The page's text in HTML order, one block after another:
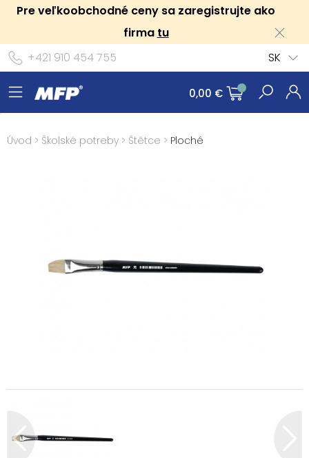
Pre veľkoobchodné ceny sa zaregistrujte ako
firma tu
+421 910 454 755
SK
0,00 €
Úvod > Školské potreby > Štětce > Ploché